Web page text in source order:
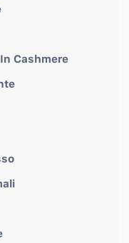
Cashmere